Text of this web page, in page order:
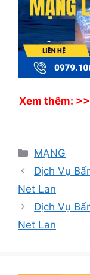
Xem thêm: >>
Danh
mục
MẠNG
Dịch Vụ
Net Lan
Dịch Vụ
Net Lan